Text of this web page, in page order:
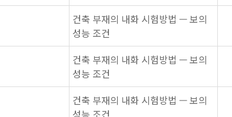
건축 부재의 내화 시험방법 — 보의
성능 조건
건축 부재의 내화 시험방법 — 보의
성능 조건
건축 부재의 내화 시험방법 — 보의
성능 조건